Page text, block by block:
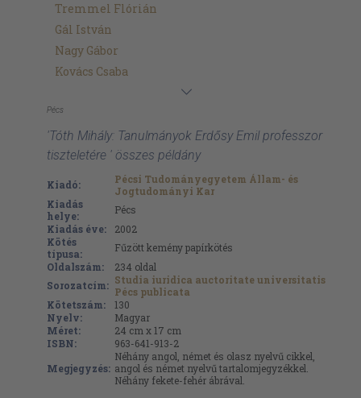
Tremmel Flórián
Gál István
Nagy Gábor
Kovács Csaba
Pécs
'Tóth Mihály: Tanulmányok Erdősy Emil professzor
tiszteletére ' összes példány
Kiadó:
Pécsi Tudományegyetem Állam- és
Jogtudományi Kar
Kiadás
helye:
Pécs
Kiadás éve:
2002
Kötés
típusa:
Fűzött kemény papírkötés
Oldalszám:
234 oldal
Sorozatcím: Studia iuridica auctoritate universitatis
Pécs publicata
Kötetszám:
130
Nyelv:
Magyar
Méret:
24 cm x 17 cm
ISBN:
963-641-913-2
Megjegyzés:
Néhány angol, német és olasz nyelvű cikkel,
angol és német nyelvű tartalomjegyzékkel.
Néhány fekete-fehér ábrával.